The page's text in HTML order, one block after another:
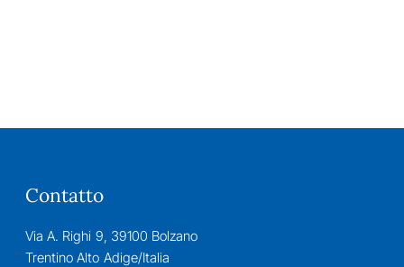
Contatto
Via A. Righi 9, 39100 Bolzano
Trentino Alto Adige/Italia